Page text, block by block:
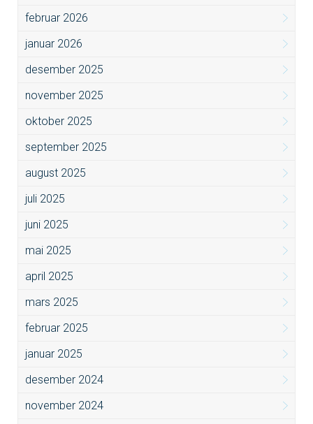
februar 2026
januar 2026
desember 2025
november 2025
oktober 2025
september 2025
august 2025
juli 2025
juni 2025
mai 2025
april 2025
mars 2025
februar 2025
januar 2025
desember 2024
november 2024